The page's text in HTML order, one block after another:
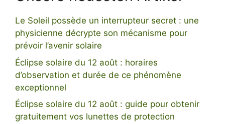
Le Soleil possède un interrupteur secret : une
physicienne décrypte son mécanisme pour
prévoir l’avenir solaire
Éclipse solaire du 12 août : horaires
d’observation et durée de ce phénomène
exceptionnel
Éclipse solaire du 12 août : guide pour obtenir
gratuitement vos lunettes de protection